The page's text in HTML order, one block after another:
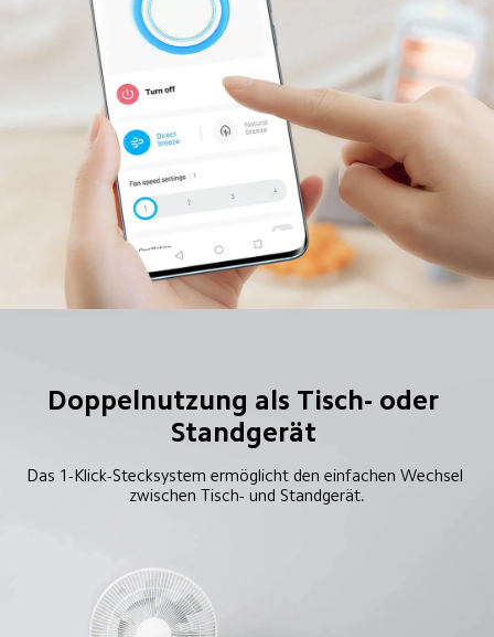
Doppelnutzung als Tisch- oder
Standgerät
Das 1-Klick-Stecksystem ermöglicht den einfachen Wechsel
zwischen Tisch- und Standgerät.